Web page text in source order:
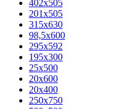
402x505
201x505
315x630
98,5х600
295x592
195х300
25x500
20х600
20х400
250x750